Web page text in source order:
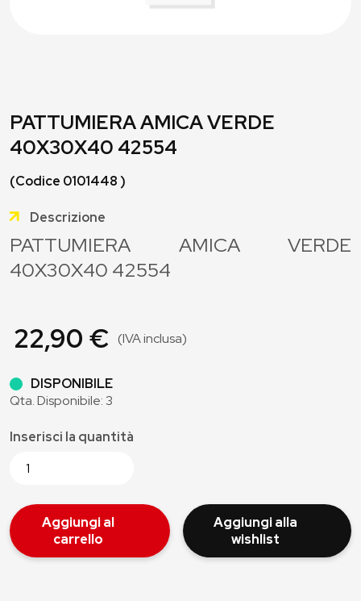
PATTUMIERA AMICA VERDE
40X30X40 42554
(Codice 0101448 )
Descrizione
PATTUMIERA AMICA VERDE
40X30X40 42554
22,90 € (IVA inclusa)
DISPONIBILE
Qta. Disponibile: 3
Inserisci la quantità
Aggiungi al
carrello
Aggiungi alla
wishlist